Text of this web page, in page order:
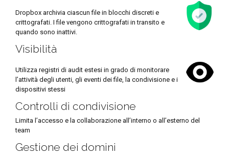
Dropbox archivia ciascun file in blocchi discreti e
crittografati. I file vengono crittografati in transito e
quando sono inattivi.
Visibilità
Utilizza registri di audit estesi in grado di monitorare
l’attività degli utenti, gli eventi dei file, la condivisione e i
dispositivi stessi
Controlli di condivisione
Limita l’accesso e la collaborazione all’interno o all’esterno del
team
Gestione dei domini